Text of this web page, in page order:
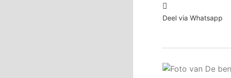
Deel via Whatsapp